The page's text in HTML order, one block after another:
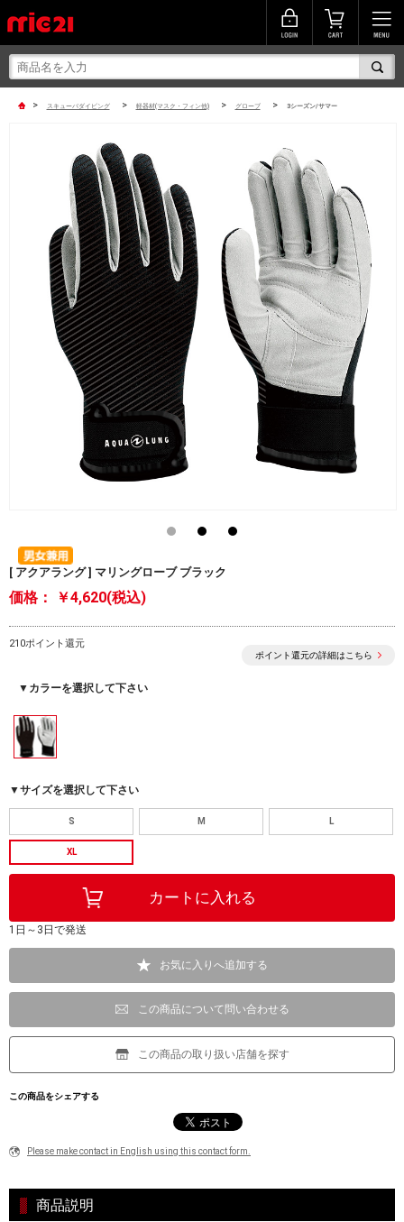
> スキューバダイビング > 軽器材(マスク・フィン他) > グローブ > 3シーズン/サマー
[ アクアラング ] マリングローブ ブラック
価格： ￥4,620(税込)
210ポイント還元
ポイント還元の詳細はこちら
▼カラーを選択して下さい
▼サイズを選択して下さい
S M L
XL
1日～3日で発送
お気に入りへ追加する
この商品について問い合わせる
この商品の取り扱い店舗を探す
この商品をシェアする
Please make contact in English using this contact form.
商品説明